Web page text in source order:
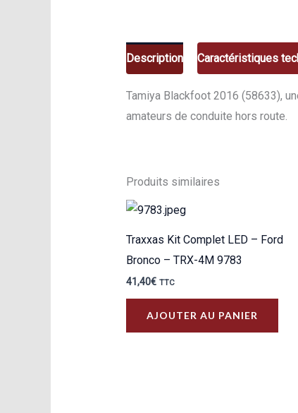
Description Caractéristiques
Tamiya Blackfoot 2016 (58633),
amateurs de conduite hors route.
Produits similaires
Traxxas Kit Complet LED – Ford
Bronco – TRX-4M 9783
41,40€ TTC
AJOUTER AU PANIER